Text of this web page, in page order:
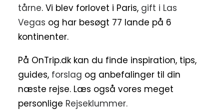
tårne. Vi blev forlovet i Paris, gift i Las
Vegas og har besøgt 77 lande på 6
kontinenter.
På OnTrip.dk kan du finde inspiration, tips,
guides, forslag og anbefalinger til din
næste rejse. Læs også vores meget
personlige Rejseklummer.